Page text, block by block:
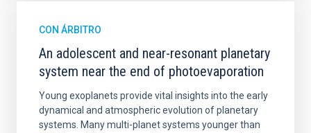
CON ÁRBITRO
An adolescent and near-resonant planetary
system near the end of photoevaporation
Young exoplanets provide vital insights into the early
dynamical and atmospheric evolution of planetary
systems. Many multi-planet systems younger than